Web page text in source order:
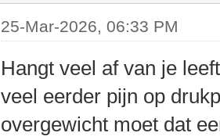
25-Mar-2026, 06:33 PM
Hangt veel af van je
veel eerder pijn op
overgewicht moet dat